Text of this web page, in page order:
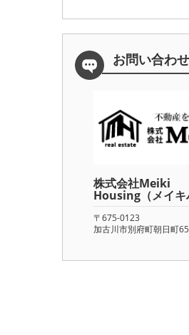
お問い合わ
株式会社Meiki
Housing（メイキ
〒675-0123
加古川市別府町朝日町